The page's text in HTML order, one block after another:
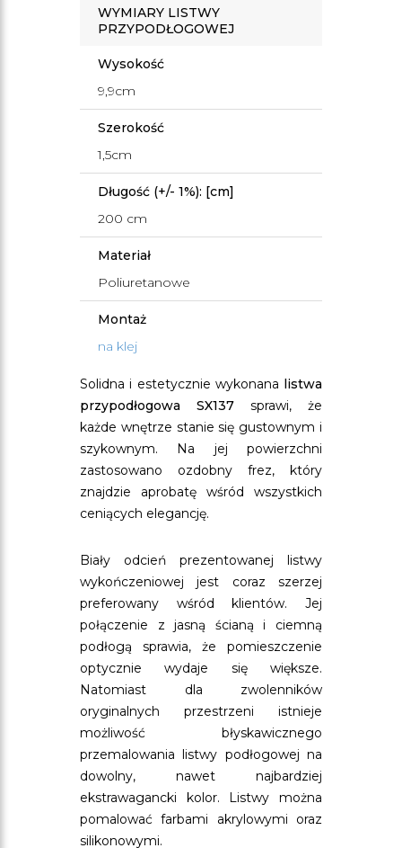
WYMIARY LISTWY
PRZYPODŁOGOWEJ
Wysokość
9,9cm
Szerokość
1,5cm
Długość (+/- 1%): [cm]
200 cm
Materiał
Poliuretanowe
Montaż
na klej
Solidna i estetycznie wykonana listwa
przypodłogowa SX137 sprawi, że
każde wnętrze stanie się gustownym i
szykownym. Na jej powierzchni
zastosowano ozdobny frez, który
znajdzie aprobatę wśród wszystkich
ceniących elegancję.
Biały odcień prezentowanej listwy
wykończeniowej jest coraz szerzej
preferowany wśród klientów. Jej
połączenie z jasną ścianą i ciemną
podłogą sprawia, że pomieszczenie
optycznie wydaje się większe.
Natomiast dla zwolenników
oryginalnych przestrzeni istnieje
możliwość błyskawicznego
przemalowania listwy podłogowej na
dowolny, nawet najbardziej
ekstrawagancki kolor. Listwy można
pomalować farbami akrylowymi oraz
silikonowymi.